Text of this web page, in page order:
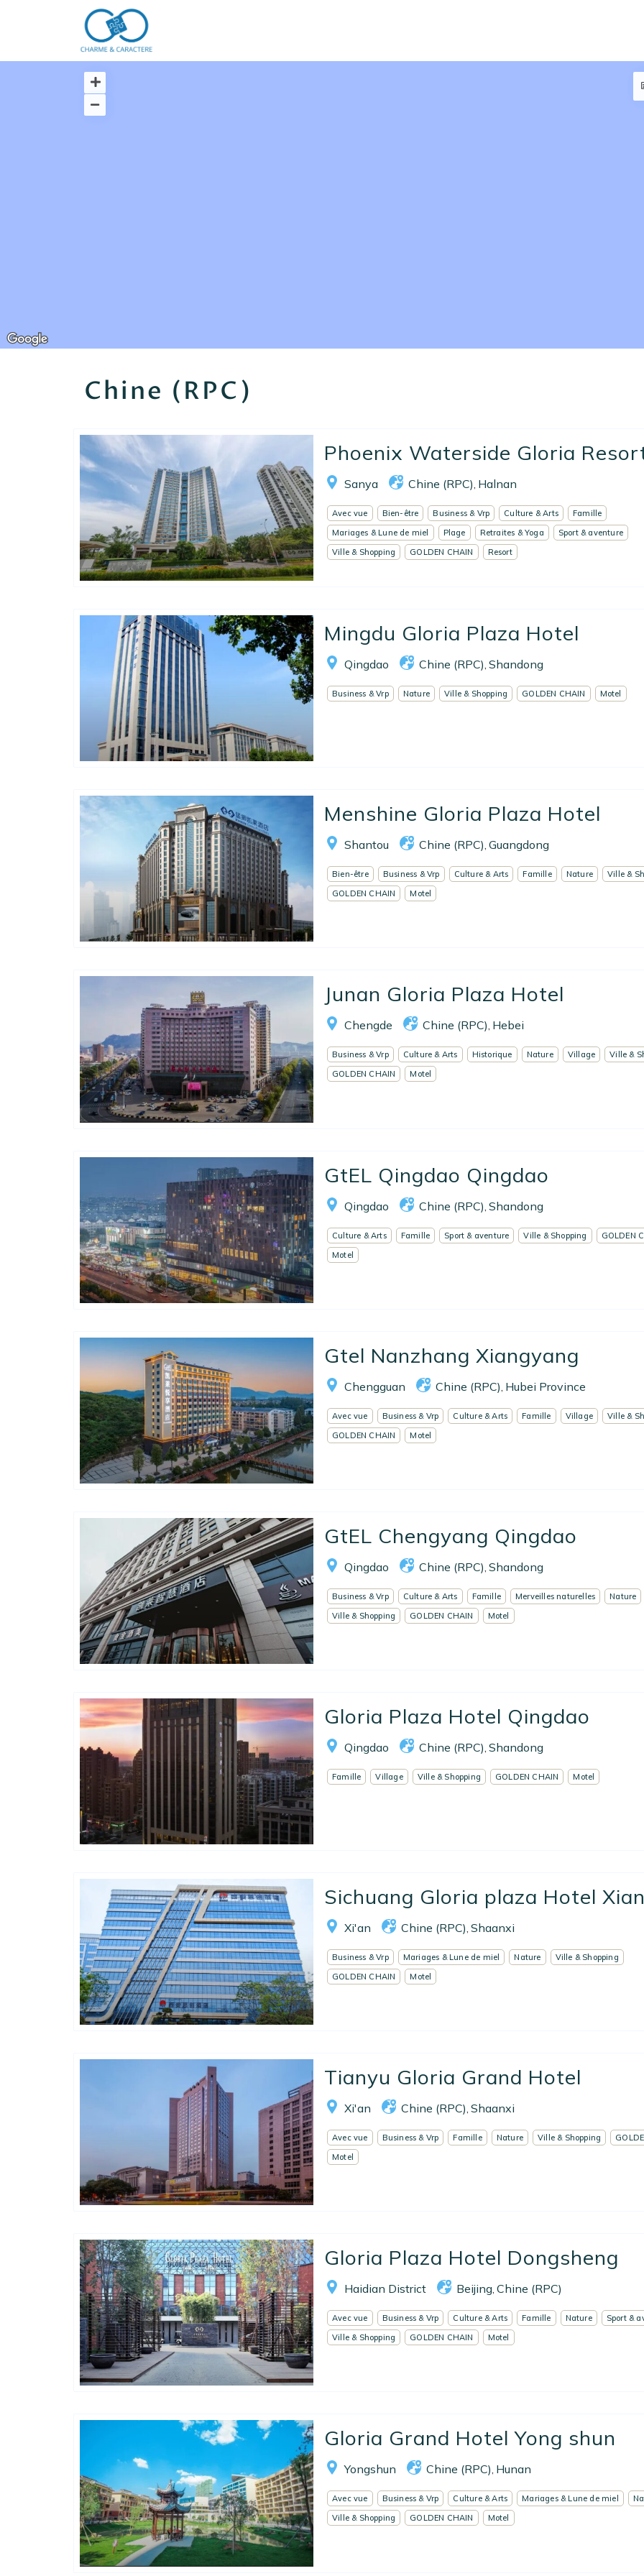
Réserver un séjour
Nos adresses en France
Nos adresses dans le monde
Nos collections
Ecrivez-nous
EN FR ES
20
Chine (RPC)
Phoenix Waterside Gloria
Sanya Chine (RPC) Halnan
Avec vue Bien-être Business & Vrp Culture & Arts
Famille
Mariages & Lune de miel
Plage Retraites & Yoga
Sport & aventure
Ville & Shopping
GOLDEN CHAIN Resort
Mingdu Gloria Plaza Hotel
Qingdao Chine (RPC) Shandong
Business & Vrp Nature Ville & Shopping GOLDEN CHAIN Motel
Menshine Gloria Plaza Hotel
Shantou Chine (RPC), Guangdong
Bien-être Business & Vrp Culture & Arts Famille Nature
Ville &
GOLDEN CHAIN
Motel
Junan Gloria Plaza Hotel
Chengde Chine (RPC), Hebei
Business & Vrp Culture & Arts Historique Nature Village
Ville &
GOLDEN CHAIN
Motel
GtEL Qingdao Qingdao
Qingdao Chine (RPC) Shandong
Culture & Arts Famille Sport & aventure Ville & Shopping
GOLDEN
Motel
Gtel Nanzhang Xiangyang
Chengguan Chine (RPC) Hubei Province
Avec vue Business & Vrp Culture & Arts Famille Village
Ville &
GOLDEN CHAIN
Motel
GtEL Chengyang Qingdao
Qingdao Chine (RPC) Shandong
Business & Vrp Culture & Arts Famille Merveilles naturelles Nature
Ville & Shopping
GOLDEN CHAIN Motel
Gloria Plaza Hotel Qingdao
Qingdao Chine (RPC) Shandong
Famille Village Ville & Shopping GOLDEN CHAIN Motel
Sichuang Gloria plaza Hotel
Xi'an Chine (RPC) Shaanxi
Business & Vrp Mariages & Lune de miel Nature
Ville & Shopping
GOLDEN CHAIN
Motel
Tianyu Gloria Grand Hotel
Xi'an Chine (RPC) Shaanxi
Avec vue Business & Vrp Famille Nature Ville & Shopping
Motel
Gloria Plaza Hotel Dongsheng
Haidian District Beijing, Chine (RPC)
Avec vue Business & Vrp Culture & Arts Famille Nature
Sport &
Ville & Shopping
GOLDEN CHAIN Motel
Gloria Grand Hotel Yong shun
Yongshun Chine (RPC), Hunan
Avec vue Business & Vrp Culture & Arts Mariages & Lune de miel
Ville & Shopping
GOLDEN CHAIN Motel